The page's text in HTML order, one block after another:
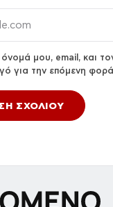
μου, email, και
για την επόμενη